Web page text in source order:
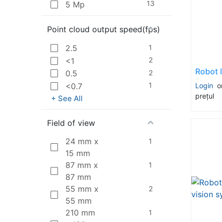
5 Mp 13
Point cloud output speed(fps)
2.5
1
<1 2
0.5 2
<0.7 1
+ See All
Field of view
24 mm x
15 mm
1
87 mm x
87 mm
1
55 mm x
55 mm
2
210 mm
1
Login
prețul